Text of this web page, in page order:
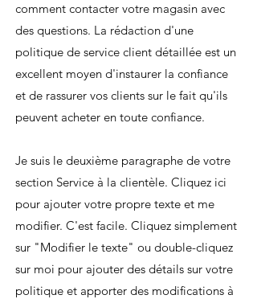
comment contacter votre magasin avec
des questions. La rédaction d'une
politique de service client détaillée est un
excellent moyen d'instaurer la confiance
et de rassurer vos clients sur le fait qu'ils
peuvent acheter en toute confiance.
Je suis le deuxième paragraphe de votre
section Service à la clientèle. Cliquez ici
pour ajouter votre propre texte et me
modifier. C'est facile. Cliquez simplement
sur "Modifier le texte" ou double-cliquez
sur moi pour ajouter des détails sur votre
politique et apporter des modifications à